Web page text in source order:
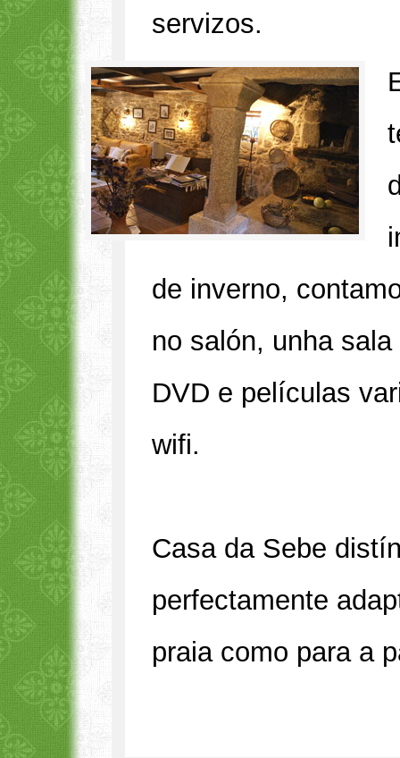
servizos.
de inverno,
no salón, unha
DVD e películas
wifi.
Casa da Sebe
perfectamente
praia como para a